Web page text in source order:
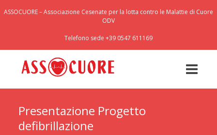
ASSOCUORE – Associazione Cesenate per la lotta contro le Malattie di Cuore
ODV
Telefono sede +39 0547 611169
Presentazione Progetto
defibrillazione